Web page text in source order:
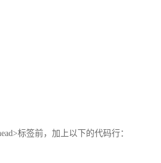
标签前，加上以下的代码行：